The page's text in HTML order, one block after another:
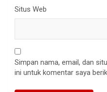
Situs Web
Simpan nama, email, dan
ini untuk komentar saya